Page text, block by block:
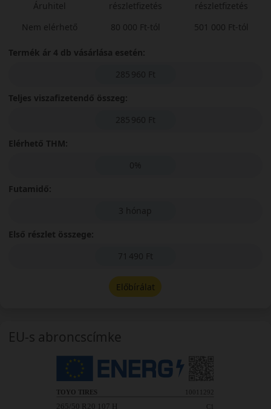
Áruhitel
Nem elérhető
részletfizetés
80 000 Ft-tól
részletfizetés
501 000 Ft-tól
Termék ár 4 db vásárlása esetén:
285 960 Ft
Teljes viszafizetendő összeg:
285 960 Ft
Elérhető THM:
0%
Futamidő:
3 hónap
Első részlet összege:
71 490 Ft
Előbírálat
EU-s abroncscímke